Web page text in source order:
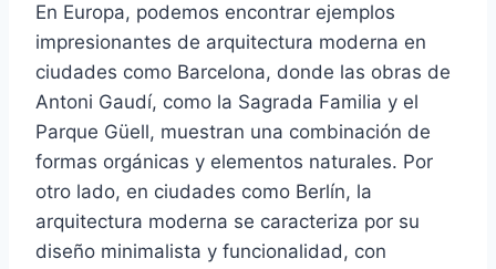
En Europa, podemos encontrar ejemplos
impresionantes de arquitectura moderna en
ciudades como Barcelona, ​​donde las obras de
Antoni Gaudí, como la Sagrada Familia y el
Parque Güell, muestran una combinación de
formas orgánicas y elementos naturales. Por
otro lado, en ciudades como Berlín, la
arquitectura moderna se caracteriza por su
diseño minimalista y funcionalidad, con